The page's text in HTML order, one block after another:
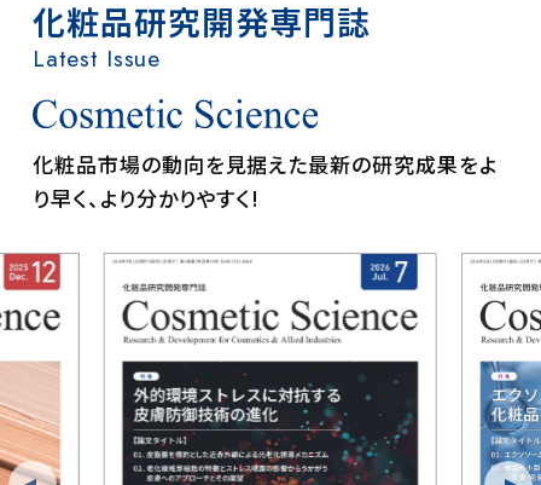
化粧品研究開発専門誌
Latest Issue
化粧品市場の動向を見据えた最新の研究成果をよ
り早く、より分かりやすく!